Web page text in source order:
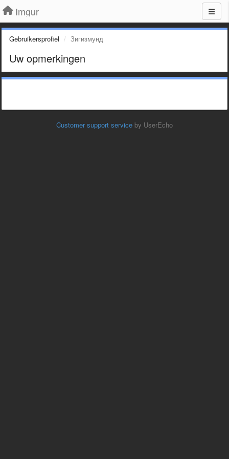
Imgur
Gebruikersprofiel Зигизмунд
Uw opmerkingen
Customer support service by UserEcho